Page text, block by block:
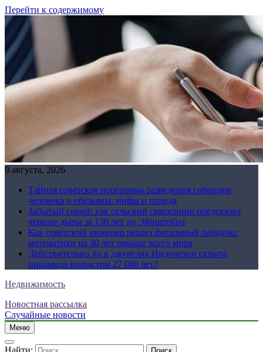
Перейти к содержимому
9 августа, 2026
Тайная советская программа разведения гибридов
человека и обезьяны: мифы и правда
Забытый гений: как сельский священник предсказал
чёрные дыры за 130 лет до Эйнштейна
Как советский инженер решил фатальный парадокс
математики на 40 лет раньше всего мира
Действительно ли в джунглях Индонезии скрыта
пирамида возрастом 27 000 лет?
Недвижимость
Новостная рассылка
Случайные новости
Меню
Найти: